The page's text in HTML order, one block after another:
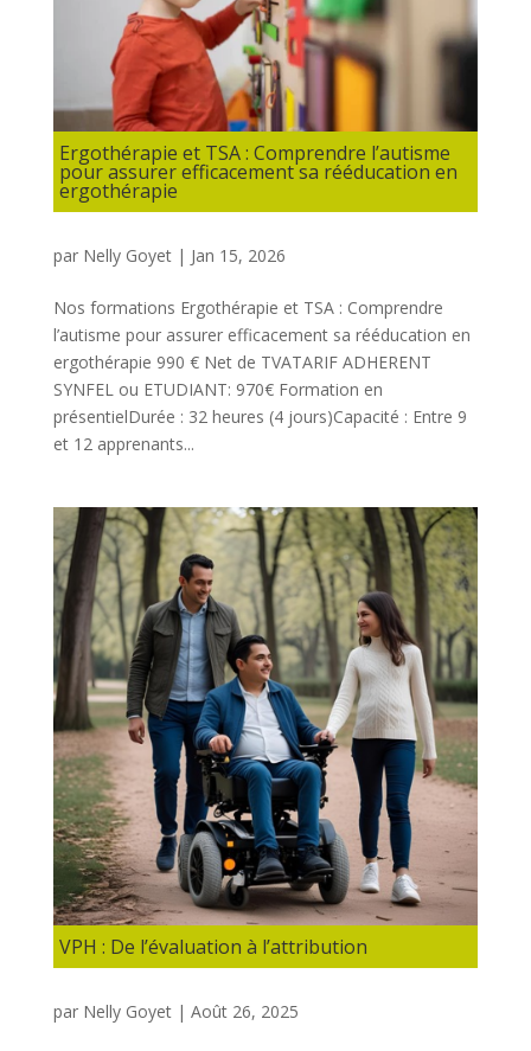
Ergothérapie et TSA : Comprendre l’autisme
pour assurer efficacement sa rééducation en
ergothérapie
par Nelly Goyet| Jan 15, 2026
Nos formations Ergothérapie et TSA : Comprendre
l’autisme pour assurer efficacement sa rééducation en
ergothérapie 990 € Net de TVATARIF ADHERENT
SYNFEL ou ETUDIANT: 970€ Formation en
présentielDurée : 32 heures (4 jours)Capacité : Entre 9
et 12 apprenants...
VPH : De l’évaluation à l’attribution
par Nelly Goyet| Août 26, 2025